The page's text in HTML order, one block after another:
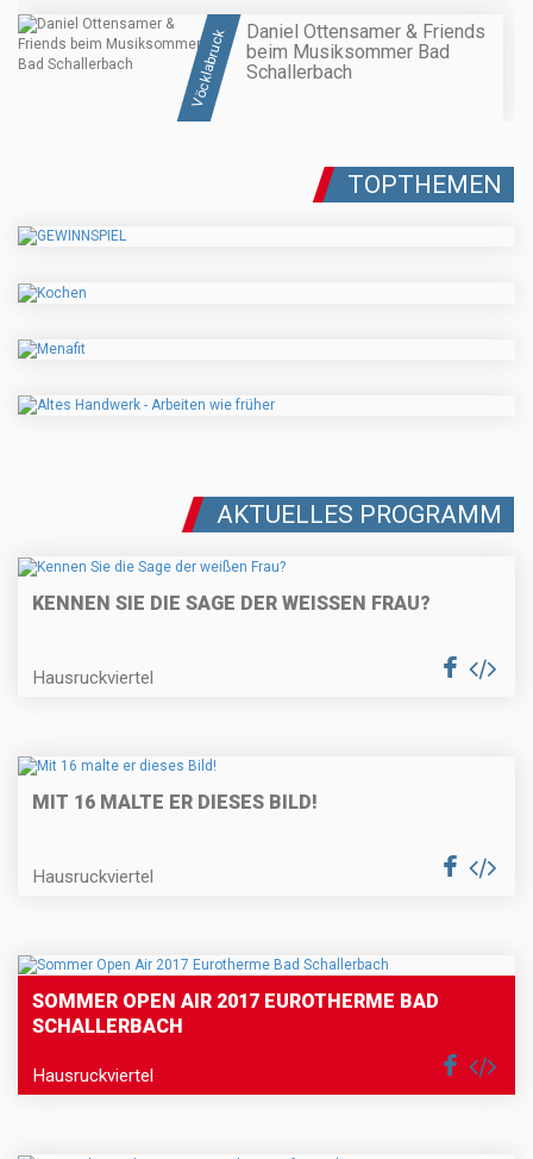
Vöcklabruck
Daniel Ottensamer & Friends
beim Musiksommer Bad
Schallerbach
TOPTHEMEN
AKTUELLES PROGRAMM
KENNEN SIE DIE SAGE DER WEISSEN FRAU?
Hausruckviertel
MIT 16 MALTE ER DIESES BILD!
Hausruckviertel
SOMMER OPEN AIR 2017 EUROTHERME BAD
SCHALLERBACH
Hausruckviertel